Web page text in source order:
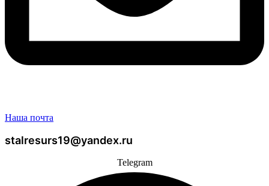
Наша почта
stalresurs19@yandex.ru
Telegram